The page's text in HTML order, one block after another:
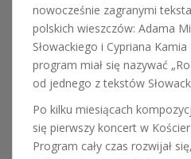
nowocześnie zagranymi
polskich wieszczów: Adama
Słowackiego i Cypriana
program miał się nazywać
od jednego z tekstów
Po kilku miesiącach
się pierwszy koncert w
Program cały czas rozwijał